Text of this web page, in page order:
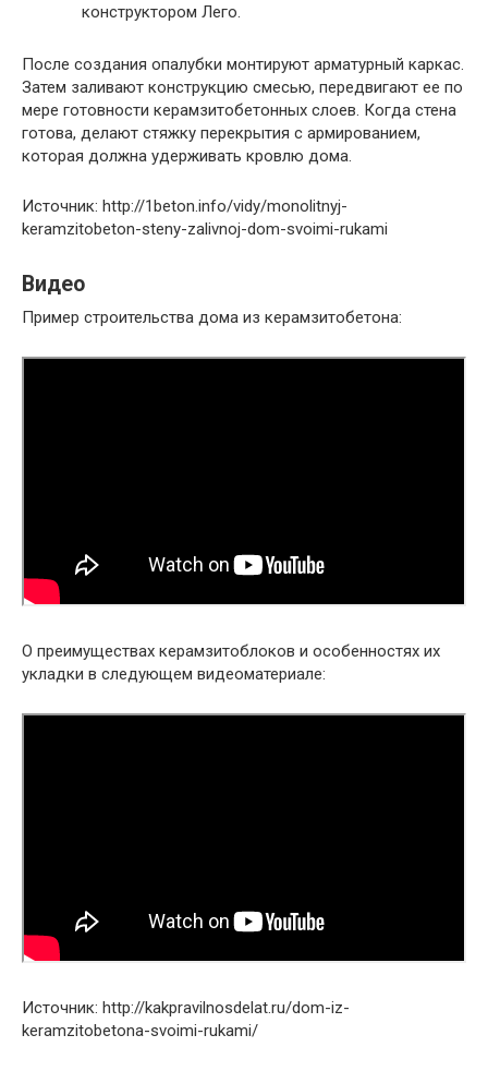
конструктором Лего.
После создания опалубки монтируют арматурный каркас.
Затем заливают конструкцию смесью, передвигают ее по
мере готовности керамзитобетонных слоев. Когда стена
готова, делают стяжку перекрытия с армированием,
которая должна удерживать кровлю дома.
Источник: http://1beton.info/vidy/monolitnyj-
keramzitobeton-steny-zalivnoj-dom-svoimi-rukami
Видео
Пример строительства дома из керамзитобетона:
О преимуществах керамзитоблоков и особенностях их
укладки в следующем видеоматериале:
Источник: http://kakpravilnosdelat.ru/dom-iz-
keramzitobetona-svoimi-rukami/